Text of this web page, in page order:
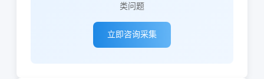
类问题
立即咨询采集